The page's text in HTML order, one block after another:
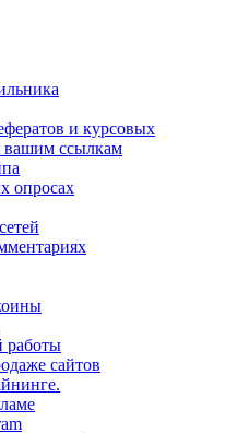
и курсовых
вашим ссылкам
опросах
работы
сайтов